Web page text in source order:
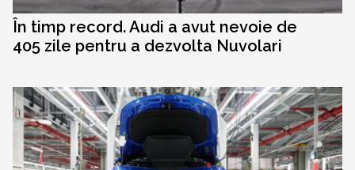
În timp record. Audi a avut nevoie de
405 zile pentru a dezvolta Nuvolari